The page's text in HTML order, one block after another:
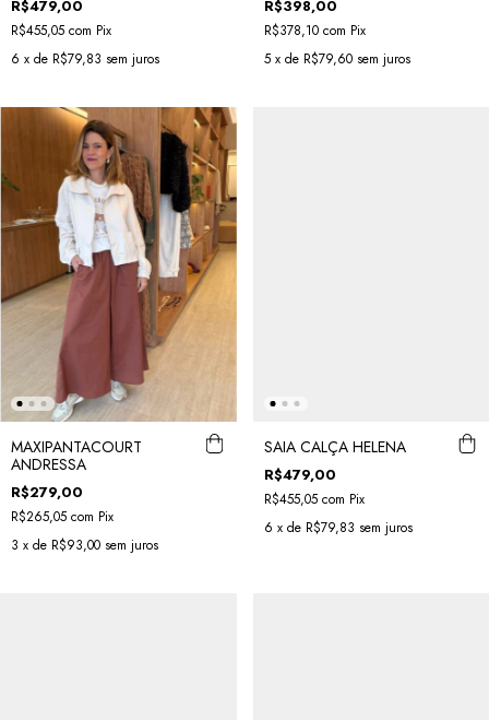
R$479,00
R$455,05 com Pix
6 x de R$79,83 sem juros
R$398,00
R$378,10 com Pix
5 x de R$79,60 sem juros
MAXIPANTACOURT
ANDRESSA
R$279,00
R$265,05 com Pix
3 x de R$93,00 sem juros
SAIA CALÇA HELENA
R$479,00
R$455,05 com Pix
6 x de R$79,83 sem juros